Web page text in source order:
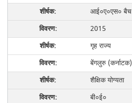
आई०ए०एस० बैच
2015
गृह राज्य
बेंगलुरु (कर्नाटक)
शैक्षिक योग्यता
बी०ई०